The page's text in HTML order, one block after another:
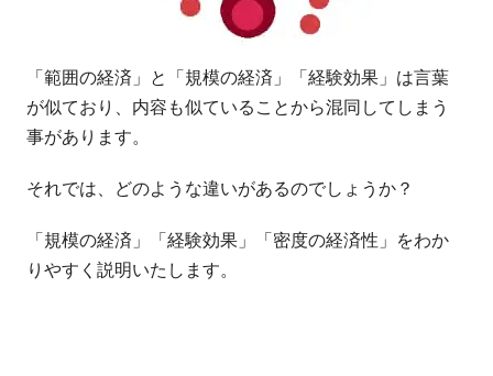
「範囲の経済」と「規模の経済」「経験効果」は言葉
が似ており、内容も似ていることから混同してしまう
事があります。
それでは、どのような違いがあるのでしょうか？
「規模の経済」「経験効果」「密度の経済性」をわか
りやすく説明いたします。